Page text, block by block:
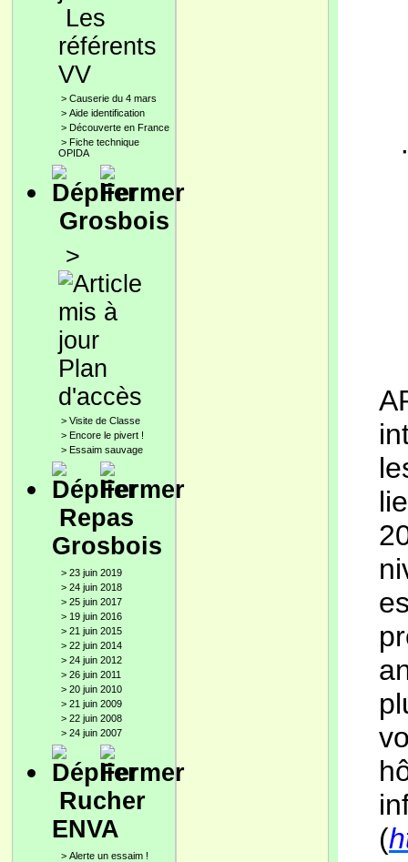
Les
référents
VV
> Causerie du 4 mars
> Aide identification
> Découverte en France
> Fiche technique
OPIDA
Grosbois
>
Plan
d'accès
> Visite de Classe
> Encore le pivert !
> Essaim sauvage
Repas
Grosbois
> 23 juin 2019
> 24 juin 2018
> 25 juin 2017
> 19 juin 2016
> 21 juin 2015
> 22 juin 2014
> 24 juin 2012
> 26 juin 2011
> 20 juin 2010
> 21 juin 2009
> 22 juin 2008
> 24 juin 2007
Rucher
ENVA
> Alerte un essaim !
(